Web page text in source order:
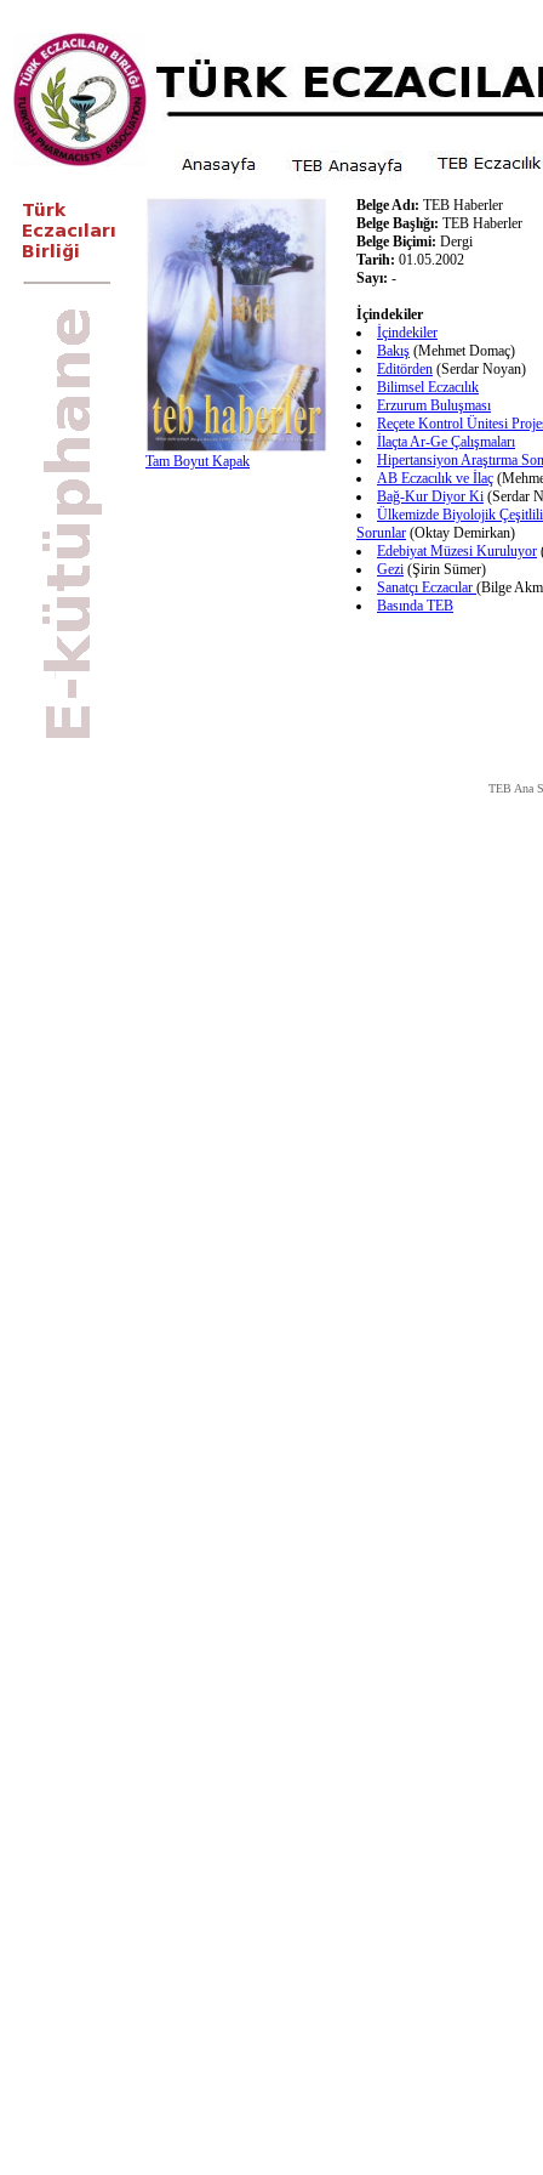
Tam Boyut Kapak
Belge Adı: TEB Haberler
Belge Başlığı: TEB Haberler
Belge Biçimi: Dergi
Tarih: 01.05.2002
Sayı: -
İçindekiler
İçindekiler
Bakış (Mehmet Domaç)
Editörden (Serdar Noyan)
Bilimsel Eczacılık
Erzurum Buluşması
Reçete Kontrol Ünitesi
İlaçta Ar-Ge Çalışmaları
Hipertansiyon Araştırma
AB Eczacılık ve İlaç
Bağ-Kur Diyor Ki (Serdar
Ülkemizde Biyolojik
Sorunlar (Oktay Demirkan)
Edebiyat Müzesi Kuruluyor
Gezi (Şirin Sümer)
Sanatçı Eczacılar (Bilge
Basında TEB
TEB Ana